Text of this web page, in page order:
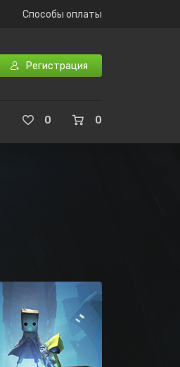
Способы оплаты
Регистрация
0
0